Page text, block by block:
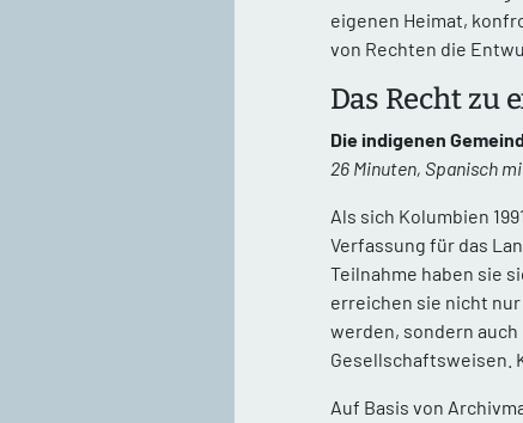
eigenen Heimat,
von Rechten die
Das Recht zu
Die indigenen
26 Minuten, Spanisch
Als sich Kolumbien
Verfassung für das
Teilnahme haben sie
erreichen sie nicht
werden, sondern
Gesellschaftsweisen.
Auf Basis von